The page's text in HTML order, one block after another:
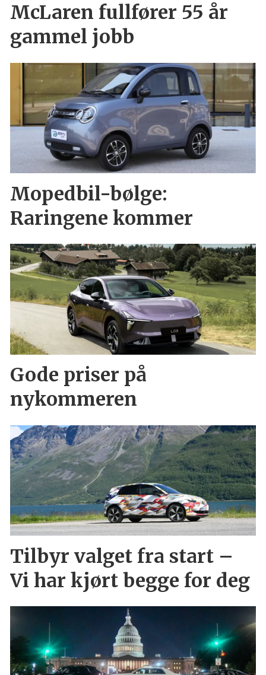
McLaren fullfører 55 år
gammel jobb
Mopedbil-bølge:
Raringene kommer
Gode priser på
nykommeren
Tilbyr valget fra start –
Vi har kjørt begge for deg